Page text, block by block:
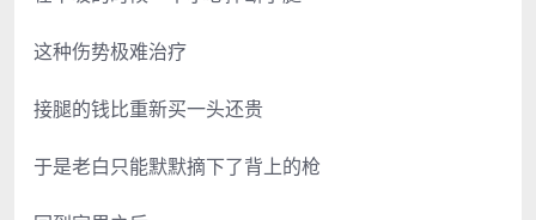
这种伤势极难治疗
接腿的钱比重新买一头还贵
于是老白只能默默摘下了背上的枪